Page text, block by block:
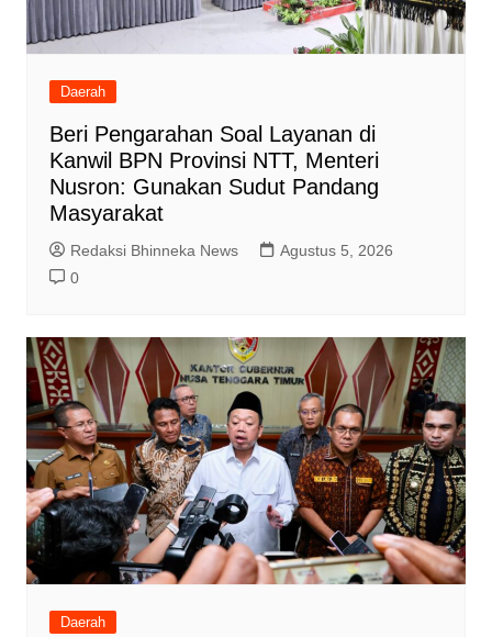
Daerah
Beri Pengarahan Soal Layanan di
Kanwil BPN Provinsi NTT, Menteri
Nusron: Gunakan Sudut Pandang
Masyarakat
Redaksi Bhinneka News
Agustus 5, 2026
0
Daerah